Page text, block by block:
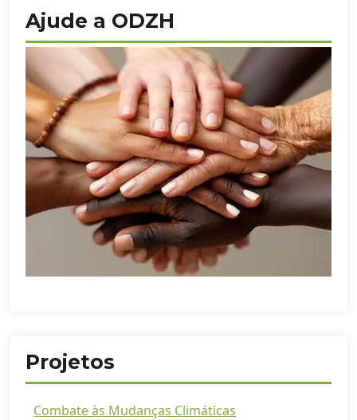
Ajude a ODZH
Projetos
Combate às Mudanças Climáticas